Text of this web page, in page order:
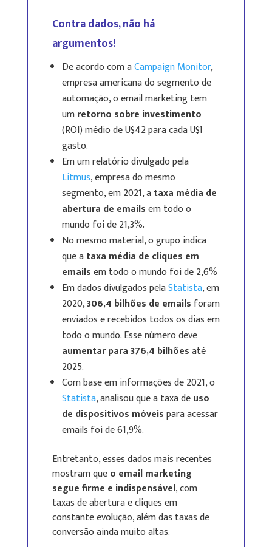
Contra dados, não há
argumentos!
De acordo com aCampaign Monitor,
empresa americana do segmento de
automação, o email marketing tem
umretorno sobre investimento
(ROI) médio de U$42 para cada U$1
gasto.
Em um relatório divulgado pela
Litmus, empresa do mesmo
segmento, em 2021, ataxa média de
abertura de emailsem todo o
mundo foi de 21,3%.
No mesmo material, o grupo indica
que ataxa média de cliques em
emailsem todo o mundo foi de 2,6%
Em dados divulgados pelaStatista, em
2020,306,4 bilhões de emails foram
enviados e recebidos todos os dias em
todo o mundo. Esse número deve
aumentar para 376,4 bilhõesaté
2025.
Com base em informações de 2021, o
Statista, analisou que a taxa deuso
de dispositivos móveispara acessar
emails foi de 61,9%.
Entretanto, esses dados mais recentes
mostram queo email marketing
segue firme e indispensável, com
taxas de abertura e cliques em
constante evolução, além das taxas de
conversão ainda muito altas.